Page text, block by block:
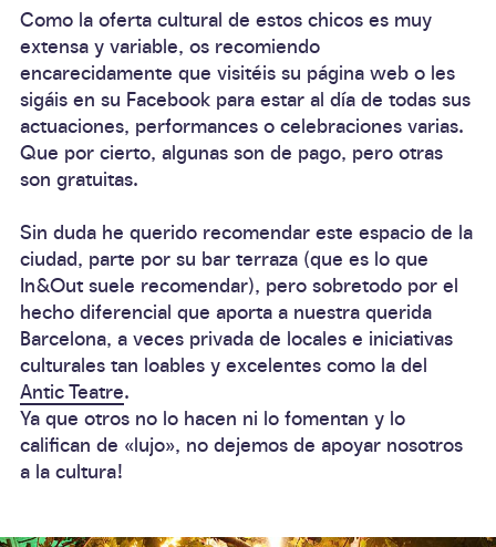
Como la oferta cultural de estos chicos es muy
extensa y variable, os recomiendo
encarecidamente que visitéis su página web o les
sigáis en su Facebook para estar al día de todas sus
actuaciones, performances o celebraciones varias.
Que por cierto, algunas son de pago, pero otras
son gratuitas.
Sin duda he querido recomendar este espacio de la
ciudad, parte por su bar terraza (que es lo que
In&Out suele recomendar), pero sobretodo por el
hecho diferencial que aporta a nuestra querida
Barcelona, a veces privada de locales e iniciativas
culturales tan loables y excelentes como la del
Antic Teatre.
Ya que otros no lo hacen ni lo fomentan y lo
califican de «lujo», no dejemos de apoyar nosotros
a la cultura!